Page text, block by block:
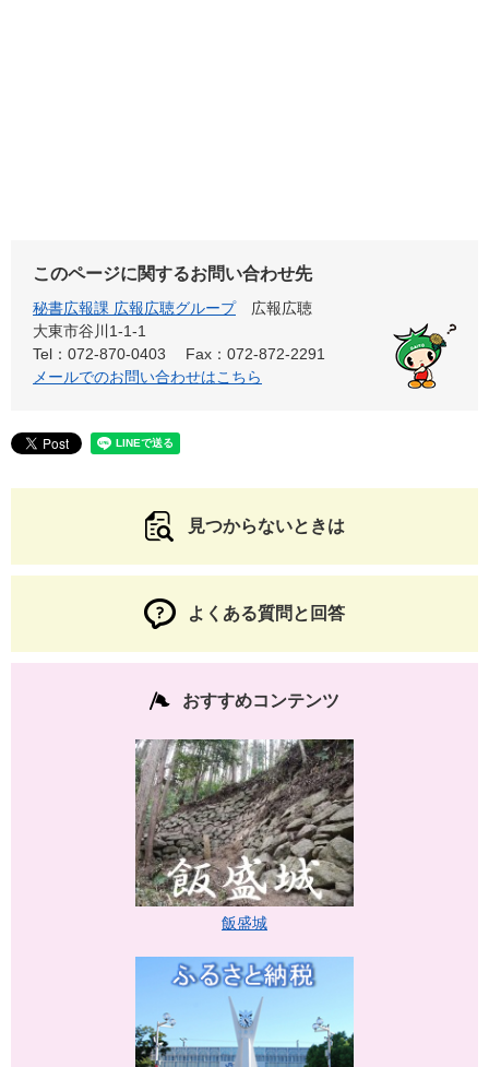
このページに関するお問い合わせ先
秘書広報課 広報広聴グループ
広報広聴
大東市谷川1-1-1
Tel：072-870-0403
Fax：072-872-2291
メールでのお問い合わせはこちら
見つからないときは
よくある質問と回答
おすすめコンテンツ
飯盛城